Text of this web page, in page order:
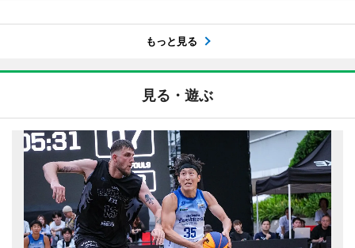
もっと見る
見る・遊ぶ